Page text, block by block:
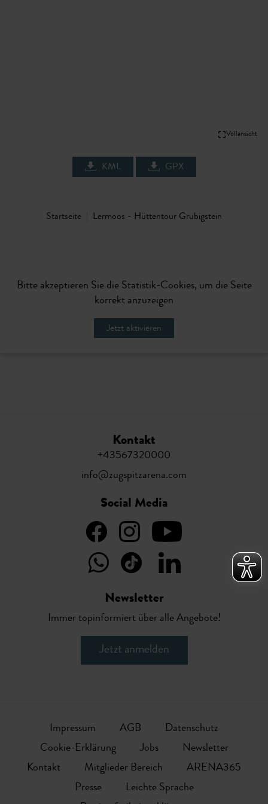
Vollansicht
KML GPX
Startseite Lermoos - Hüttentour Grubigstein
Bitte akzeptieren Sie die Statistik-Cookies, um die Seite
korrekt anzuzeigen
Jetzt aktivieren
Kontakt
+43567320000
info@zugspitzarena.com
Social Media
Newsletter
Immer topinformiert über alle Angebote!
Jetzt anmelden
Impressum AGB
Datenschutz
Cookie-Erklärung
Jobs
Newsletter
Kontakt
Mitglieder Bereich
ARENA365
Presse
Leichte Sprache